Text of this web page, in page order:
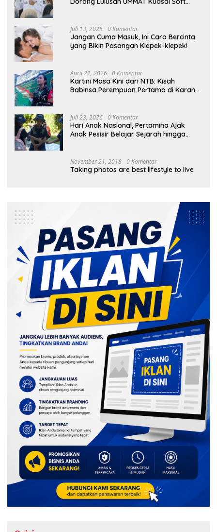
Juli 13, 2025 0 Komentar
Jangan Cuma Masuk, Ini Cara Bercinta
yang Bikin Pasangan Klepek-klepek!
April 21, 2026 0 Komentar
Kartini Masa Kini dari NTB: Kisah
Babinsa Perempuan Pertama di Karang
Juli 23, 2026 0 Komentar
Hari Anak Nasional, Pertamina Ajak
Anak Pesisir Belajar Sejarah hingga
November 21, 2018 0 Komentar
Taking photos are best lifestyle to live